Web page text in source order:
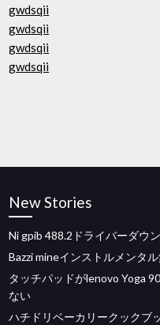
gwdsqii
gwdsqii
gwdsqii
gwdsqii
New Stories
Ni gpib 488.2ドライバーダウ
Bazzi mineインストルメンタ
タッチパッドがlenovo Yoga
ない
ハチドリベーカリークックブ